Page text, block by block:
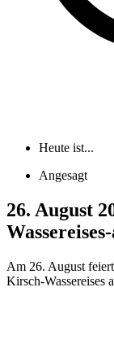
Heute ist...
Angesagt
26. August
Am 26. August
Kirsch-Wassereises